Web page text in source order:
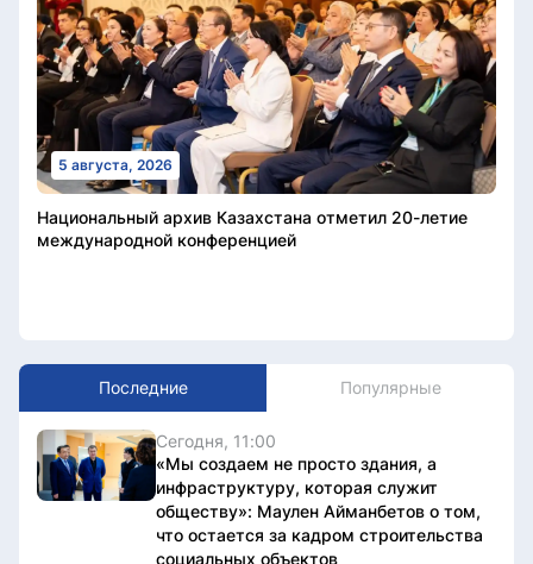
5 августа, 2026
Национальный архив Казахстана отметил 20-летие
международной конференцией
Последние Популярные
Сегодня, 11:00
«Мы создаем не просто здания, а
инфраструктуру, которая служит
обществу»: Маулен Айманбетов о том,
что остается за кадром строительства
социальных объектов